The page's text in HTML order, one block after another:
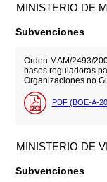
MINISTERIO DE
Subvenciones
Orden MAM/2493/
bases reguladoras
Organizaciones no
PDF (BOE-A-
MINISTERIO DE
Subvenciones